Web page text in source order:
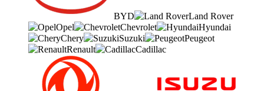
BYD
Land Rover
Opel
Chevrolet
Hyundai
Chery
Suzuki
Peugeot
Renault
Cadillac